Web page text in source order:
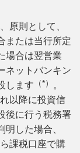
原則として、
または当行所定
場合は翌営業
ネットバンキン
します （*）
。
以降に投資信
後に行う税務署
した場合、
課税口座で購